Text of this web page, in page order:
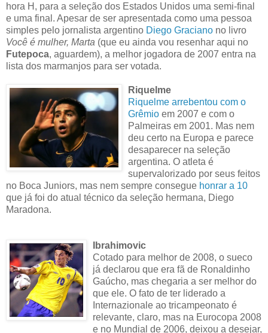
hora H, para a seleção dos Estados Unidos uma semi-final
e uma final. Apesar de ser apresentada como uma pessoa
simples pelo jornalista argentino Diego Graciano no livro
Você é mulher, Marta (que eu ainda vou resenhar aqui no
Futepoca, aguardem), a melhor jogadora de 2007 entra na
lista dos marmanjos para ser votada.
Riquelme
Riquelme arrebentou com o
Grêmio em 2007 e com o
Palmeiras em 2001. Mas nem
deu certo na Europa e parece
desaparecer na seleção
argentina. O atleta é
supervalorizado por seus feitos
no Boca Juniors, mas nem sempre consegue honrar a 10
que já foi do atual técnico da seleção hermana, Diego
Maradona.
Ibrahimovic
Cotado para melhor de 2008, o sueco
já declarou que era fã de Ronaldinho
Gaúcho, mas chegaria a ser melhor do
que ele. O fato de ter liderado a
Internazionale ao tricampeonato é
relevante, claro, mas na Eurocopa 2008
e no Mundial de 2006, deixou a desejar,